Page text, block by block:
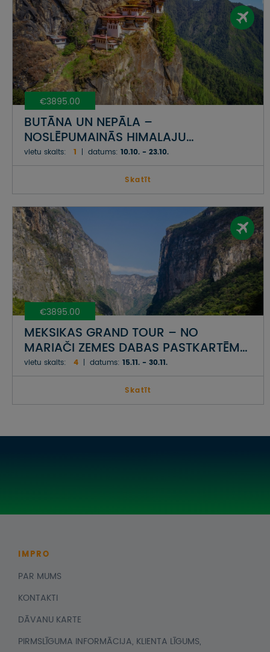
€3895.00
BUTĀNA UN NEPĀLA –
NOSLĒPUMAINĀS HIMALAJU
KARALISTES
vietu skaits: 1 datums: 10.10. - 23.10.
Skatīt
€3895.00
MEKSIKAS GRAND TOUR – NO
MARIAČI ZEMES DABAS PASTKARTĒM
LĪDZ CENTRĀLAMERIKAS DIŽĀKAJĀM
CIVILIZĀCIJĀM
vietu skaits: 4 datums: 15.11. - 30.11.
Skatīt
IMPRO
PAR MUMS
KONTAKTI
DĀVANU KARTE
PIRMSLĪGUMA INFORMĀCIJA, KLIENTA LĪGUMS,